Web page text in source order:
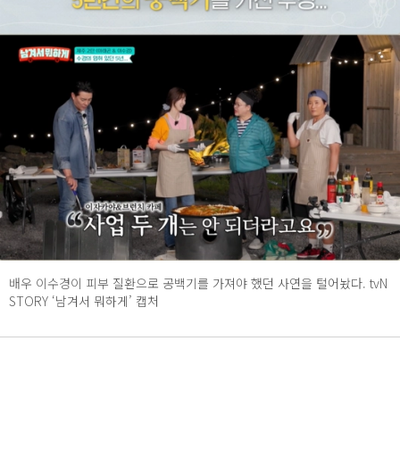
배우 이수경이 피부 질환으로 공백기를 가져야 했던 사연을 털어놨다. tvN
STORY ‘남겨서 뭐하게’ 캡처